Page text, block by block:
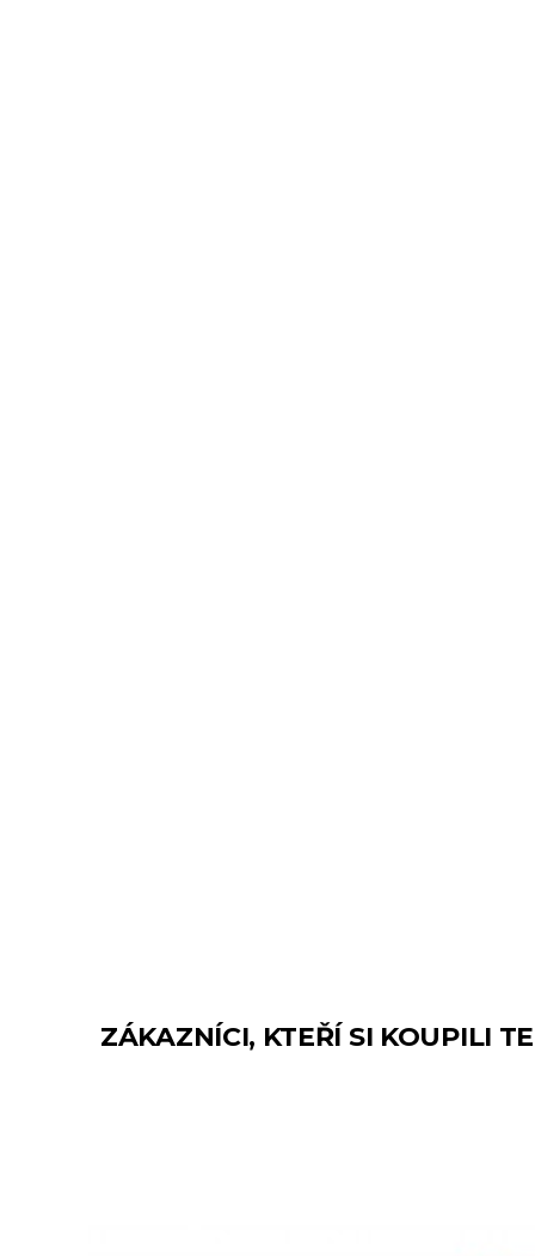
ZÁKAZNÍCI, KTEŘÍ SI KOUPILI